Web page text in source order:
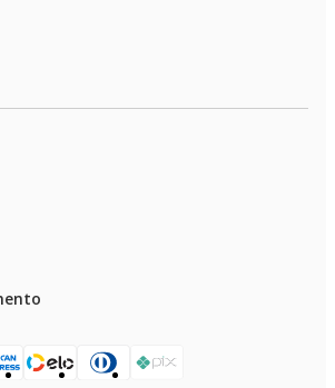
manter tudo em perfeito estado!